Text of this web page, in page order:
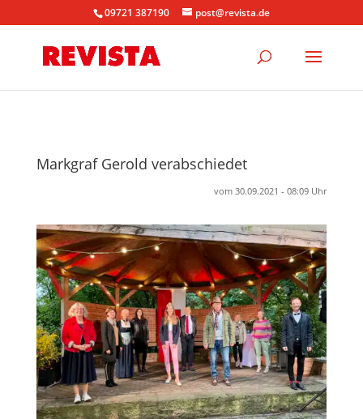
09721 387190 post@revista.de
Markgraf Gerold verabschiedet
vom 30.09.2021 - 08:09 Uhr